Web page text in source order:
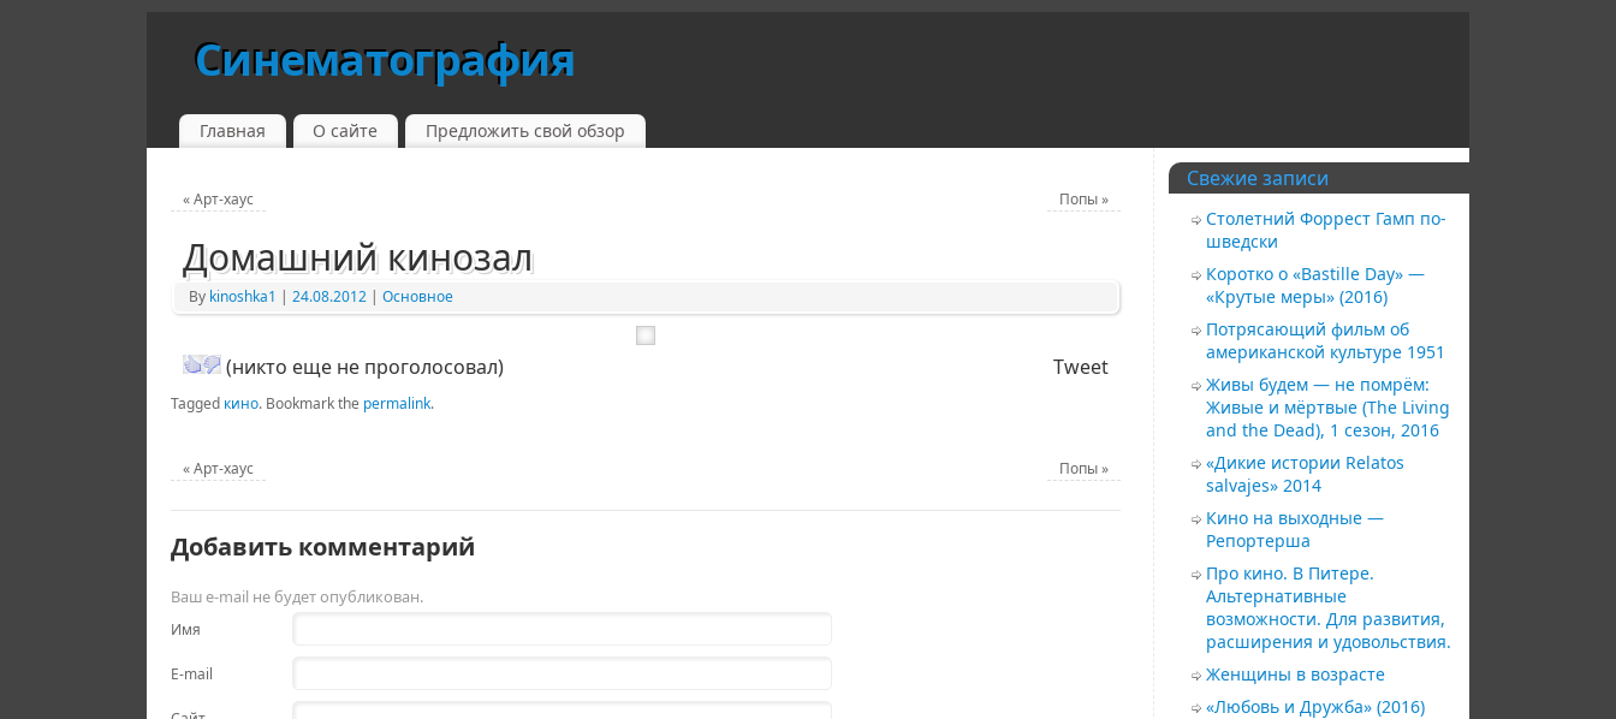
Синематография
Главная О сайте Предложить свой обзор
«Арт-хаус Попы»
Домашний кинозал
By kinoshka1 | 24.08.2012 | Основное
Tweet
(никто еще не проголосовал)
Tagged кино. Bookmark the permalink.
«Арт-хаус Попы»
Добавить комментарий
Ваш e-mail не будет опубликован.
Имя
E-mail
Свежие записи
Столетний Форрест Гамп по-
шведски
Коротко о «Bastille Day» —
«Крутые меры» (2016)
Потрясающий фильм об
американской культуре 1951
Живы будем — не помрём:
Живые и мёртвые (The Living
and the Dead), 1 сезон, 2016
«Дикие истории Relatos
salvajes» 2014
Кино на выходные —
Репортерша
Про кино. В Питере.
Альтернативные
возможности. Для развития,
расширения и удовольствия.
Женщины в возрасте
«Любовь и Дружба» (2016)